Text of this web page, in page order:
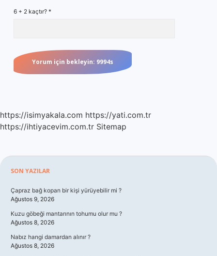
6 + 2 kaçtır? *
https://isimyakala.com https://yati.com.tr
https://ihtiyacevim.com.tr Sitemap
Sidebar
SON YAZILAR
Çapraz bağ kopan bir kişi yürüyebilir mi ?
Ağustos 9, 2026
Kuzu göbeği mantarının tohumu olur mu ?
Ağustos 8, 2026
Nabız hangi damardan alınır ?
Ağustos 8, 2026